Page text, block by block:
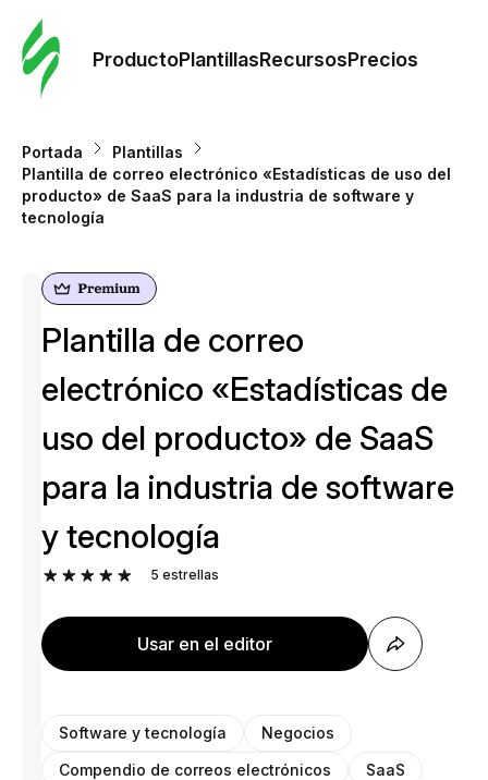
ProductoPlantillasRecursosPrecios
Portada
Plantillas
Plantilla de correo electrónico «Estadísticas de uso del
producto» de SaaS para la industria de software y
tecnología
Plantilla de correo
electrónico «Estadísticas de
uso del producto» de SaaS
para la industria de software
y tecnología
5 estrellas
Usar en el editor
Software y tecnología
Negocios
Compendio de correos electrónicos
SaaS